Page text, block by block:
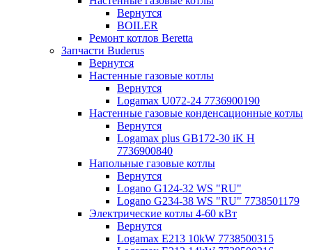
Вернутся
BOILER
Ремонт котлов Beretta
Запчасти Buderus
Вернутся
Настенные газовые котлы
Вернутся
Logamax U072-24 7736900190
Настенные газовые конденсационные котлы
Вернутся
Logamax plus GB172-30 iK H
7736900840
Напольные газовые котлы
Вернутся
Logano G124-32 WS "RU"
Logano G234-38 WS "RU" 7738501179
Электрические котлы 4-60 кВт
Вернутся
Logamax E213 10kW 7738500315